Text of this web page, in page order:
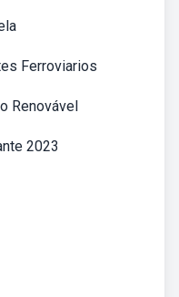
Ferroviarios
Renovável
2023